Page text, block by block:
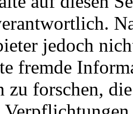
jedoch
fremde
zu forschen,